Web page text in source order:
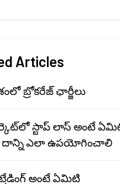
Articles
బ్రోకరేజ్ ఛార్జీలు
స్టాప్ లాస్ అంటే
ఎలా ఉపయోగించాలి
అంటే ఏమిటి